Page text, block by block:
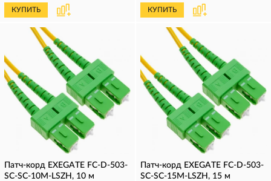
КУПИТЬ КУПИТЬ
Патч-корд EXEGATE FC-D-503-
SC-SC-10M-LSZH, 10 м
Патч-корд EXEGATE FC-D-503-
SC-SC-15M-LSZH, 15 м